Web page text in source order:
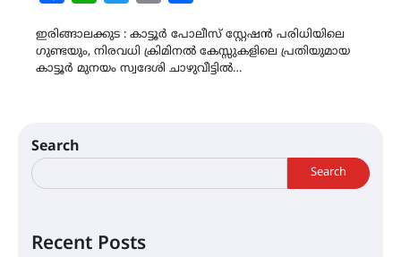
ഇരിങ്ങാലക്കുട : കാട്ടൂര്‍ പോലീസ് സ്റ്റേഷൻ പരിധിയിലെ
ഗുണ്ടയും, നിരവധി ക്രിമിനൽ കേസ്സുകളിലെ പ്രതിയുമായ
കാട്ടൂര്‍ മുനയം സ്വദേശി ചാഴുവീട്ടില്‍…
Search
Search
Recent Posts